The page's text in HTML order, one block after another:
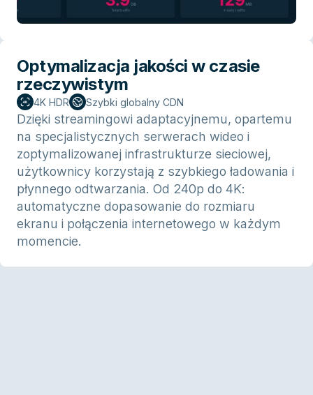
Optymalizacja jakości w czasie
rzeczywistym
4K HDR Szybki globalny CDN
Dzięki streamingowi adaptacyjnemu, opartemu
na specjalistycznych serwerach wideo i
zoptymalizowanej infrastrukturze sieciowej,
użytkownicy korzystają z szybkiego ładowania i
płynnego odtwarzania. Od 240p do 4K:
automatyczne dopasowanie do rozmiaru
ekranu i połączenia internetowego w każdym
momencie.